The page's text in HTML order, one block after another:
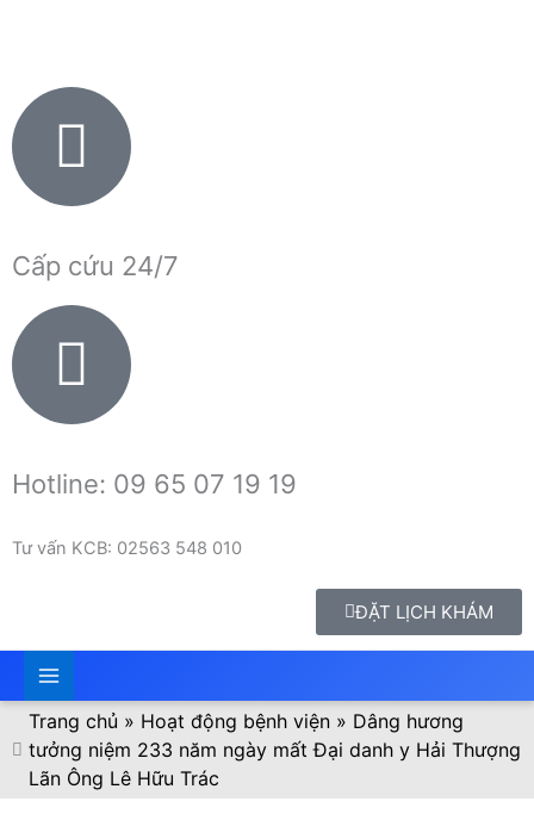
dung
Cấp cứu 24/7
Hotline: 09 65 07 19 19
Tư vấn KCB: 02563 548 010
ĐẶT LỊCH KHÁM
Trang chủ » Hoạt động bệnh viện » Dâng hương
tưởng niệm 233 năm ngày mất Đại danh y Hải Thượng
Lãn Ông Lê Hữu Trác